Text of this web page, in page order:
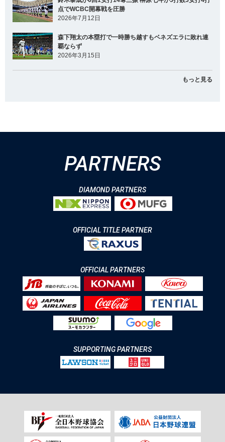
点でWCBC開幕戦を圧勝
2026年7月12日
森下翔太の本塁打で一時勝ち越すもベネズエラに敗れ連
覇ならず
2026年3月15日
もっと見る
PARTNERS
DIAMOND PARTNERS
OFFICIAL TITLE PARTNER
OFFICIAL PARTNERS
SUPPORTING PARTNERS